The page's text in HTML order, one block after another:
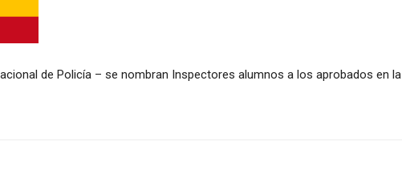
de Policía – se nombran Inspectores alumnos a los aprobados en la